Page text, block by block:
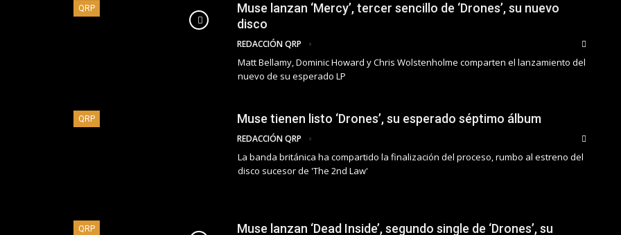
QRP
Muse lanzan ‘Mercy’, tercer sencillo de ‘Drones’, su nuevo
disco
REDACCIÓN QRP
Matt Bellamy, Dominic Howard y Chris Wolstenholme comparten el lanzamiento del
nuevo de su esperado LP
QRP Muse tienen listo ‘Drones’, su esperado séptimo álbum
REDACCIÓN QRP
La banda británica ha compartido la finalización del proceso, rumbo al estreno del
disco sucesor de 'The 2nd Law'
QRP Muse lanzan ‘Dead Inside’, segundo single de ‘Drones’, su